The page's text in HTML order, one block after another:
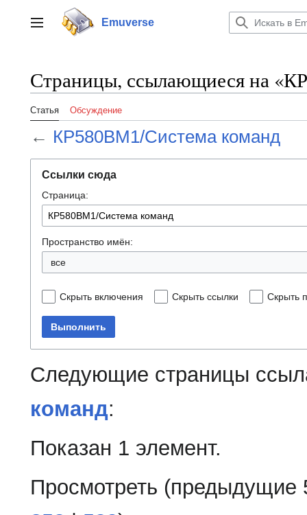
к
содержанию
Переключить боковую панель
Emuverse
Страницы, ссылающиеся на
Статья Обсуждение
← КР580ВМ1/Система команд
Ссылки сюда
Страница:
Пространство имён:
все
Скрыть включения Скрыть ссылки Скрыть
Выполнить
Следующие страницы
команд:
Показан 1 элемент.
Просмотреть (предыдущие